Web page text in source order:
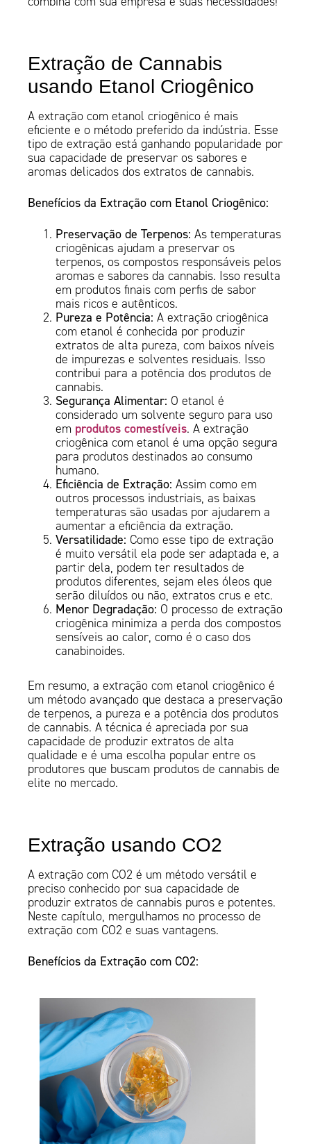
Extração de Cannabis
usando Etanol Criogênico
A extração com etanol criogênico é mais
eficiente e o método preferido da indústria. Esse
tipo de extração está ganhando popularidade por
sua capacidade de preservar os sabores e
aromas delicados dos extratos de cannabis.
Benefícios da Extração com Etanol Criogênico:
Preservação de Terpenos:As temperaturas
criogênicas ajudam a preservar os
terpenos, os compostos responsáveis pelos
aromas e sabores da cannabis. Isso resulta
em produtos finais com perfis de sabor
mais ricos e autênticos.
Pureza e Potência: A extração criogênica
com etanol é conhecida por produzir
extratos de alta pureza, com baixos níveis
de impurezas e solventes residuais. Isso
contribui para a potência dos produtos de
cannabis.
Segurança Alimentar: O etanol é
considerado um solvente seguro para uso
em produtos comestíveis. A extração
criogênica com etanol é uma opção segura
para produtos destinados ao consumo
humano.
Eficiência de Extração:Assim como em
outros processos industriais, as baixas
temperaturas são usadas por ajudarem a
aumentar a eficiência da extração.
Versatilidade: Como esse tipo de extração
é muito versátil ela pode ser adaptada e, a
partir dela, podem ter resultados de
produtos diferentes, sejam eles óleos que
serão diluídos ou não, extratos crus e etc.
Menor Degradação: O processo de extração
criogênica minimiza a perda dos compostos
sensíveis ao calor, como é o caso dos
canabinoides.
Em resumo, a extração com etanol criogênico é
um método avançado que destaca a preservação
de terpenos, a pureza e a potência dos produtos
de cannabis. A técnica é apreciada por sua
capacidade de produzir extratos de alta
qualidade e é uma escolha popular entre os
produtores que buscam produtos de cannabis de
elite no mercado.
Extração usando CO2
A extração com CO2 é um método versátil e
preciso conhecido por sua capacidade de
produzir extratos de cannabis puros e potentes.
Neste capítulo, mergulhamos no processo de
extração com CO2 e suas vantagens.
Benefícios da Extração com CO2: